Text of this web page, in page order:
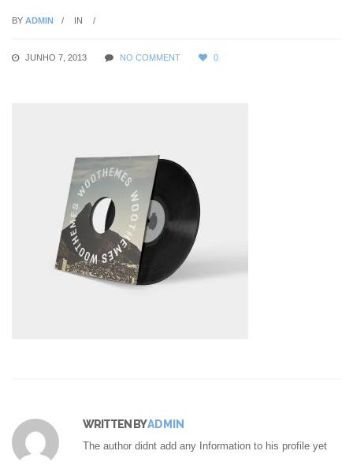
BY ADMIN IN
JUNHO 7, 2013 NO COMMENT 0
WRITTEN BYADMIN
The author didnt add any Information to his profile yet